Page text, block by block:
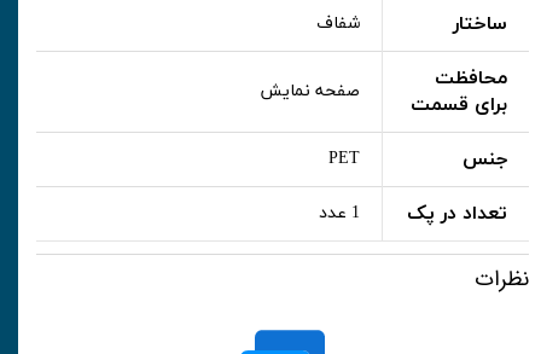
ساختار شفاف
محافظت
برای قسمت
صفحه نمایش
جنس PET
تعداد در پک 1 عدد
نظرات